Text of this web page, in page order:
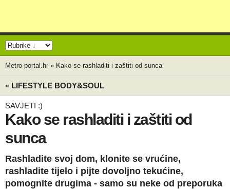
Metro-portal.hr » Kako se rashladiti i zaštiti od sunca
« LIFESTYLE BODY&SOUL
SAVJETI :)
Kako se rashladiti i zaštiti od
sunca
Rashladite svoj dom, klonite se vrućine,
rashladite tijelo i pijte dovoljno tekućine,
pomognite drugima - samo su neke od preporuka